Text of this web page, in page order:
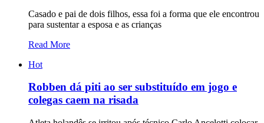
Casado e pai de dois filhos, essa foi a forma que ele encontrou
para sustentar a esposa e as crianças
Read More
Hot
Robben dá piti ao ser substituído em jogo e
colegas caem na risada